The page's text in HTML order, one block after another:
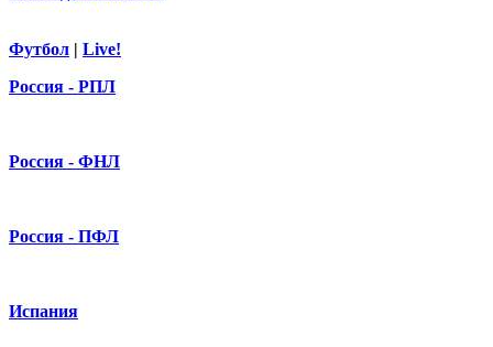
Футбол | Live!
Россия - РПЛ
Россия - ФНЛ
Россия - ПФЛ
Испания